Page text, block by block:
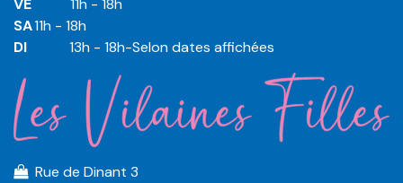
VE
​​​11h - 18h
SA​​​11h - 18h
DI
​​​ 13h - 18h-Selon dates affichées
Rue de Dinant 3